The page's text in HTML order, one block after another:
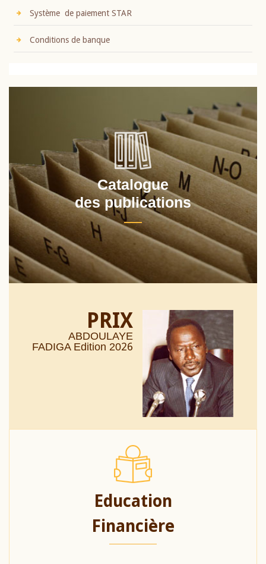
Système de paiement STAR
Conditions de banque
Catalogue
des publications
PRIX
ABDOULAYE
FADIGA Edition 2026
Education
Financière